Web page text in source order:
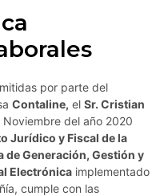
por parte del
Contaline, el Sr. Cristian
del año 2020
Jurídico y Fiscal de la
de Generación, Gestión y
Electrónica implementado
cumple con las